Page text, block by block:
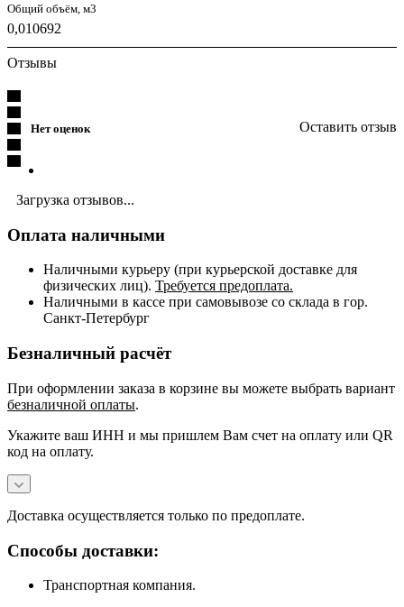
Общий объём, м3
0,010692
Отзывы
Нет оценок Оставить отзыв
Загрузка отзывов...
Оплата наличными
Наличными курьеру (при курьерской доставке для
физических лиц). Требуется предоплата.
Наличными в кассе при самовывозе со склада в гор.
Санкт-Петербург
Безналичный расчёт
При оформлении заказа в корзине вы можете выбрать вариант
безналичной оплаты.
Укажите ваш ИНН и мы пришлем Вам счет на оплату или QR
код на оплату.
Доставка осуществляется только по предоплате.
Способы доставки:
Транспортная компания.